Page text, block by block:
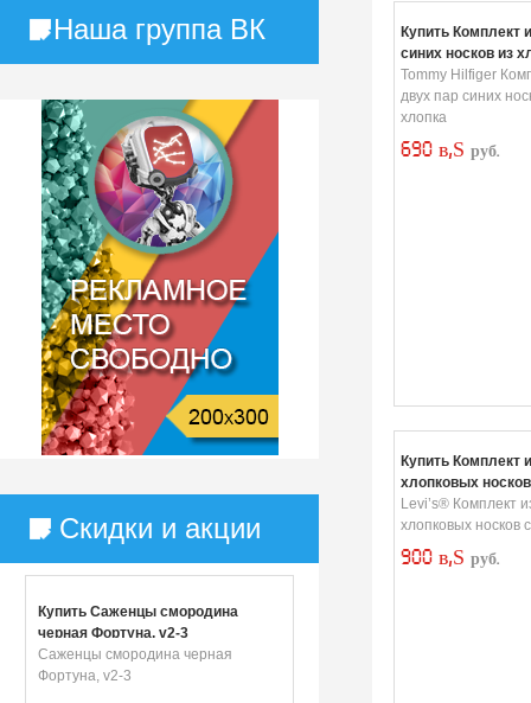
Наша группа ВК
Скидки и акции
Купить Саженцы смородина
черная Фортуна, v2-3
Саженцы смородина черная
Фортуна, v2-3
Купить Комплект
синих носков из
Tommy Hilfiger
двух пар синих
хлопка
690 в‚Ѕ руб.
Купить Комплект
хлопковых
цвета
Levi’s® Комплект
хлопковых носков
900 в‚Ѕ руб.